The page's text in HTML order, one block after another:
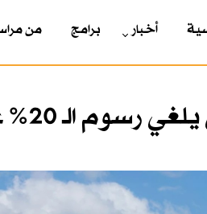
أخبار برامج من
على بطاقات الشحن والإنترنت